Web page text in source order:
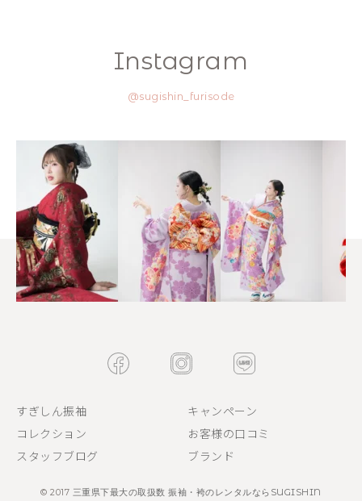
Instagram
@sugishin_furisode
すぎしん振袖
キャンペーン
コレクション
お客様の口コミ
スタッフブログ
ブランド
© 2017 三重県下最大の取扱数 振袖・袴のレンタルならSUGISHIN